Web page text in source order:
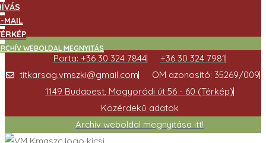
MAIL
WEBOLDAL MEGNYITÁS
Porta: +36 30 324 7844
+36 30 324 7981
titkarsag.vmszki@gmail.com
OM azonosító: 35269/009
1149 Budapest, Mogyoródi út 56 - 60 (Térkép)
Közérdekű adatok
Archív weboldal megnyitása itt!